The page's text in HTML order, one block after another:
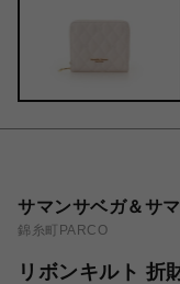
サマンサベガ＆サ
錦糸町PARCO
リボンキルト 折